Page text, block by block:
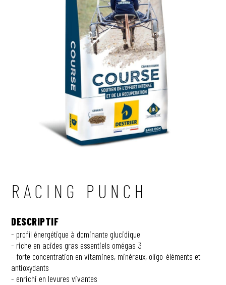
NOUS CONTACTER
RECHERCHER
OÙ TROUVER NOS PRODUITS
RACING PUNCH
DESCRIPTIF
- profil énergétique à dominante glucidique
- riche en acides gras essentiels omégas 3
- forte concentration en vitamines, minéraux, oligo-éléments et
antioxydants
- enrichi en levures vivantes